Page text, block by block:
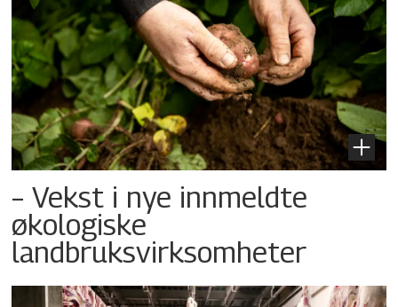
– Vekst i nye innmeldte
økologiske
landbruksvirksomheter